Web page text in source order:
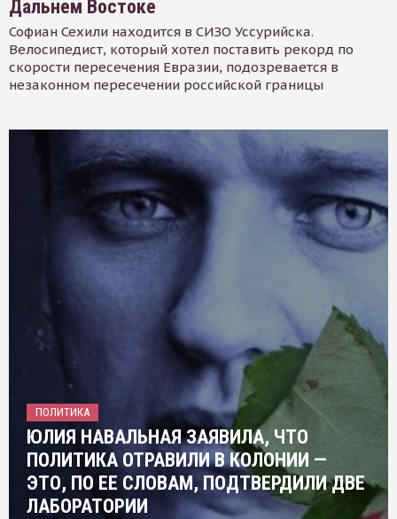
Дальнем Востоке
Софиан Сехили находится в СИЗО Уссурийска.
Велосипедист, который хотел поставить рекорд по
скорости пересечения Евразии, подозревается в
незаконном пересечении российской границы
ПОЛИТИКА
ЮЛИЯ НАВАЛЬНАЯ ЗАЯВИЛА, ЧТО
ПОЛИТИКА ОТРАВИЛИ В КОЛОНИИ —
ЭТО, ПО ЕЕ СЛОВАМ, ПОДТВЕРДИЛИ ДВЕ
ЛАБОРАТОРИИ